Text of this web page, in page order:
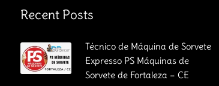
Recent Posts
Técnico de Máquina de Sorvete
Expresso PS Máquinas de
Sorvete de Fortaleza – CE